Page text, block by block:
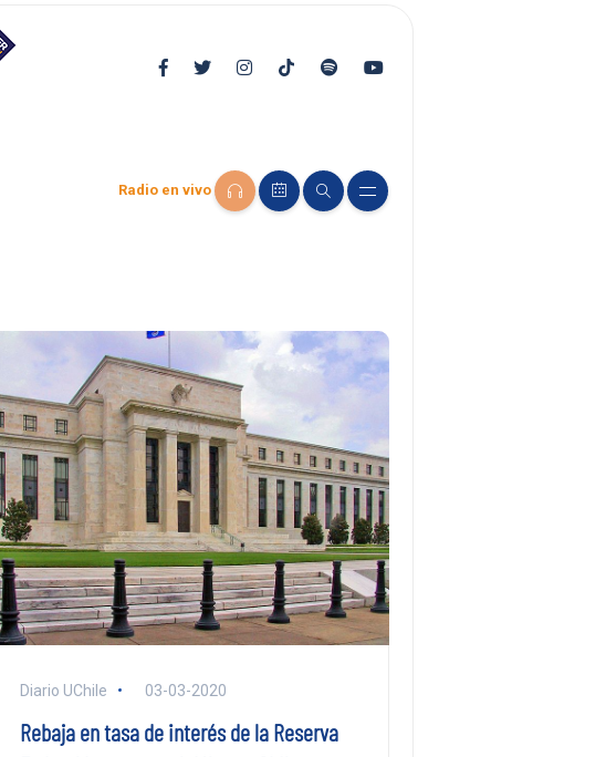
Radio en vivo
Diario UChile 03-03-2020
Rebaja en tasa de interés de la Reserva